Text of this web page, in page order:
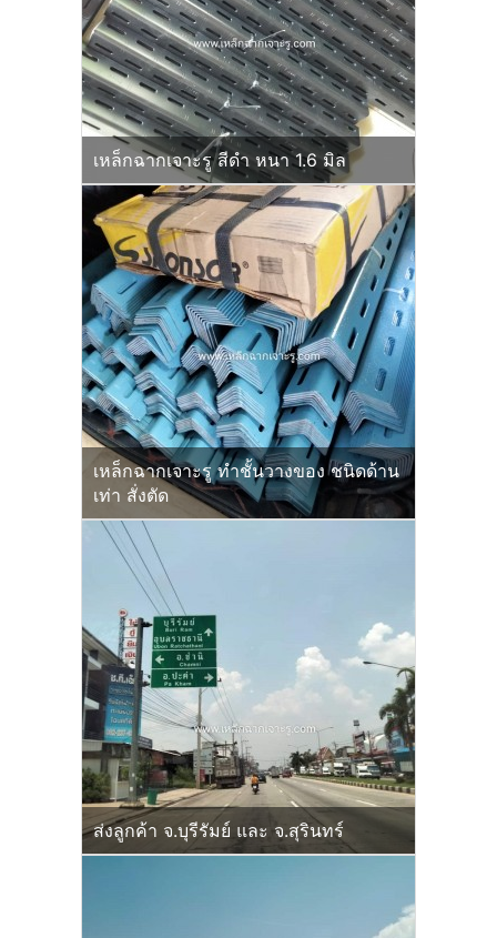
เหล็กฉากเจาะรู สีดำ หนา 1.6 มิล
เหล็กฉากเจาะรู ทำชั้นวางของ ชนิดด้าน
เท่า สั่งตัด
ส่งลูกค้า จ.บุรีรัมย์ และ จ.สุรินทร์